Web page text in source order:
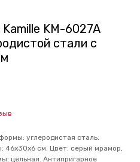
KM-6027A
стали с
углеродистая сталь.
46х30х6 см. Цвет: серый мрамор,
цельная. Антипригарное